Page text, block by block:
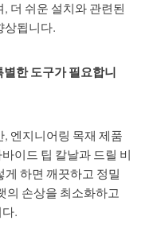
더 쉬운 설치와 관련된
상됩니다.
한 도구가 필요합니
엔지니어링 목재 제품
이드 팁 칼날과 드릴 비
하면 깨끗하고 정밀
의 손상을 최소화하고
.